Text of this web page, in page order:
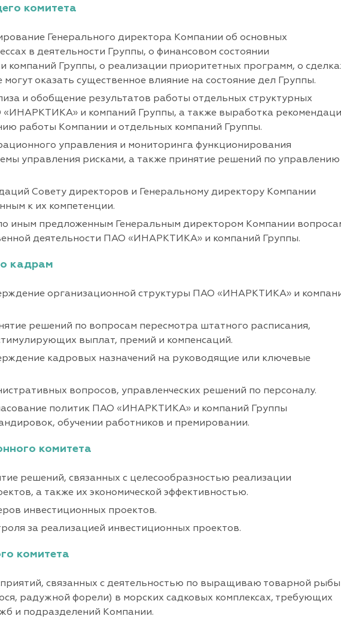
комитета
Генерального директора Компании об основных
в деятельности Группы, о финансовом состоянии
Группы, о реализации приоритетных программ, о
оказать существенное влияние на состояние дел Группы.
и обобщение результатов работы отдельных структурных
и компаний Группы, а также выработка
работы Компании и отдельных компаний Группы.
управления и мониторинга функционирования
управления рисками, а также принятие решений по управлению
Совету директоров и Генеральному директору Компании
к их компетенции.
иным предложенным Генеральным директором Компании
деятельности ПАО «ИНАРКТИКА» и компаний Группы.
кадрам
организационной структуры ПАО «ИНАРКТИКА» и
решений по вопросам пересмотра штатного расписания,
выплат, премий и компенсаций.
кадровых назначений на руководящие или ключевые
вопросов, управленческих решений по персоналу.
политик ПАО «ИНАРКТИКА» и компаний Группы
обучении работников и премировании.
комитета
решений, связанных с целесообразностью реализации
а также их экономической эффективностью.
инвестиционных проектов.
за реализацией инвестиционных проектов.
комитета
связанных с деятельностью по выращиваю товарной рыбы
радужной форели) в морских садковых комплексах, требующих
и подразделений Компании.